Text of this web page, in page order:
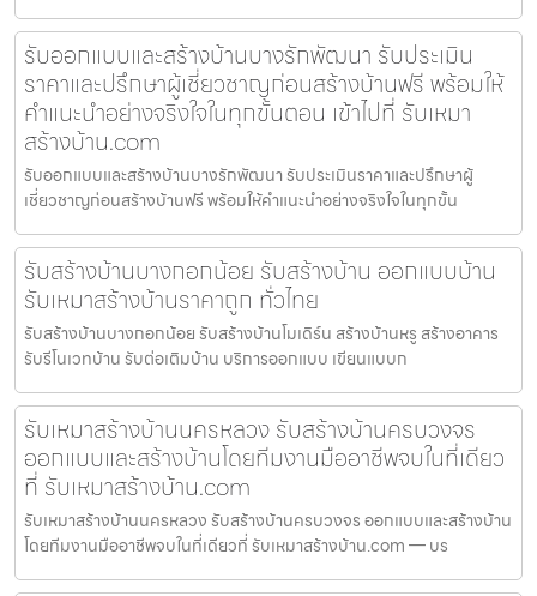
รับออกแบบและสร้างบ้านบางรักพัฒนา รับประเมิน
ราคาและปรึกษาผู้เชี่ยวชาญก่อนสร้างบ้านฟรี พร้อมให้
คำแนะนำอย่างจริงใจในทุกขั้นตอน เข้าไปที่ รับเหมา
สร้างบ้าน.com
รับออกแบบและสร้างบ้านบางรักพัฒนา รับประเมินราคาและปรึกษาผู้
เชี่ยวชาญก่อนสร้างบ้านฟรี พร้อมให้คำแนะนำอย่างจริงใจในทุกขั้น
รับสร้างบ้านบางกอกน้อย รับสร้างบ้าน ออกแบบบ้าน
รับเหมาสร้างบ้านราคาถูก ทั่วไทย
รับสร้างบ้านบางกอกน้อย รับสร้างบ้านโมเดิร์น สร้างบ้านหรู สร้างอาคาร
รับรีโนเวทบ้าน รับต่อเติมบ้าน บริการออกแบบ เขียนแบบก
รับเหมาสร้างบ้านนครหลวง รับสร้างบ้านครบวงจร
ออกแบบและสร้างบ้านโดยทีมงานมืออาชีพจบในที่เดียว
ที่ รับเหมาสร้างบ้าน.com
รับเหมาสร้างบ้านนครหลวง รับสร้างบ้านครบวงจร ออกแบบและสร้างบ้าน
โดยทีมงานมืออาชีพจบในที่เดียวที่ รับเหมาสร้างบ้าน.com — บร